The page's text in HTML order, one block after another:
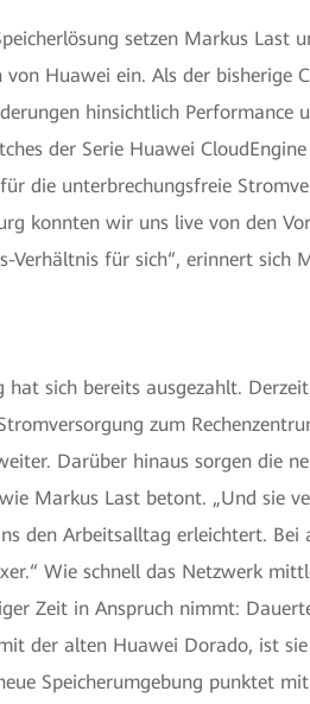
setzen Markus Last
Huawei ein. Als der bisherige
hinsichtlich Performance
der Serie Huawei
die unterbrechungsfreie
konnten wir uns live von den
Verhältnis für sich“, erinnert sich
hat sich bereits ausgezahlt.
zum
Darüber hinaus sorgen die
Markus Last betont. „Und sie
den Arbeitsalltag erleichtert. Bei
Wie schnell das Netzwerk
Zeit in Anspruch nimmt:
der alten Huawei Dorado, ist
Speicherumgebung punktet